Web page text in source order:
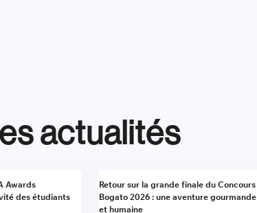
actualités
Awards
des étudiants
Actualité
Retour sur la grande finale du Concours
Bogato 2026 : une aventure gourmande
et humaine